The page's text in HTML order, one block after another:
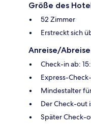
Größe des
52 Zimmer
Erstreckt sich
Anreise/Abreise
Check-in ab:
Express-
Mindestalter
Der Check-out
Später Check-